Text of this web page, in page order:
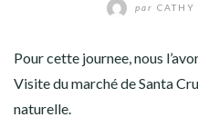
par CATHY
Pour cette journee, nous
Visite du marché de Santa
naturelle.
AMÉRIQUE CENTRALE